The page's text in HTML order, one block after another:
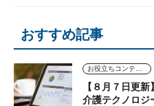
おすすめ記事
【８月７日更
介護テクノロ